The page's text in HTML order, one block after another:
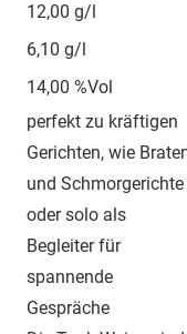
12,00 g/l
6,10 g/l
14,00 %Vol
perfekt zu kräftigen
Gerichten, wie
und Schmorgerichte
oder solo als
Begleiter für
spannende
Gespräche